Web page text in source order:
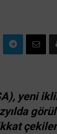
yeni